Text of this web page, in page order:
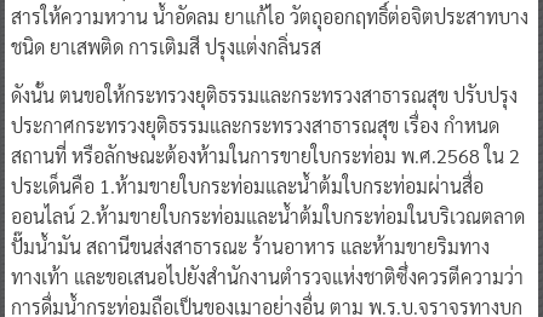
สารให้ความหวาน น้ำอัดลม ยาแก้ไอ วัตถุออกฤทธิ์ต่อจิตประสาทบาง
ชนิด ยาเสพติด การเติมสี ปรุงแต่งกลิ่นรส
ดังนั้น ตนขอให้กระทรวงยุติธรรมและกระทรวงสาธารณสุข ปรับปรุง
ประกาศกระทรวงยุติธรรมและกระทรวงสาธารณสุข เรื่อง กำหนด
สถานที่ หรือลักษณะต้องห้ามในการขายใบกระท่อม พ.ศ.2568 ใน 2
ประเด็นคือ 1.ห้ามขายใบกระท่อมและน้ำต้มใบกระท่อมผ่านสื่อ
ออนไลน์ 2.ห้ามขายใบกระท่อมและน้ำต้มใบกระท่อมในบริเวณตลาด
ปั๊มน้ำมัน สถานีขนส่งสาธารณะ ร้านอาหาร และห้ามขายริมทาง
ทางเท้า และขอเสนอไปยังสำนักงานตำรวจแห่งชาติซึ่งควรตีความว่า
การดื่มน้ำกระท่อมถือเป็นของเมาอย่างอื่น ตาม พ.ร.บ.จราจรทางบก